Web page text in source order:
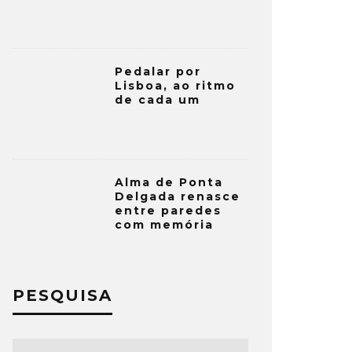
Pedalar por
Lisboa, ao ritmo
de cada um
Alma de Ponta
Delgada renasce
entre paredes
com memória
PESQUISA